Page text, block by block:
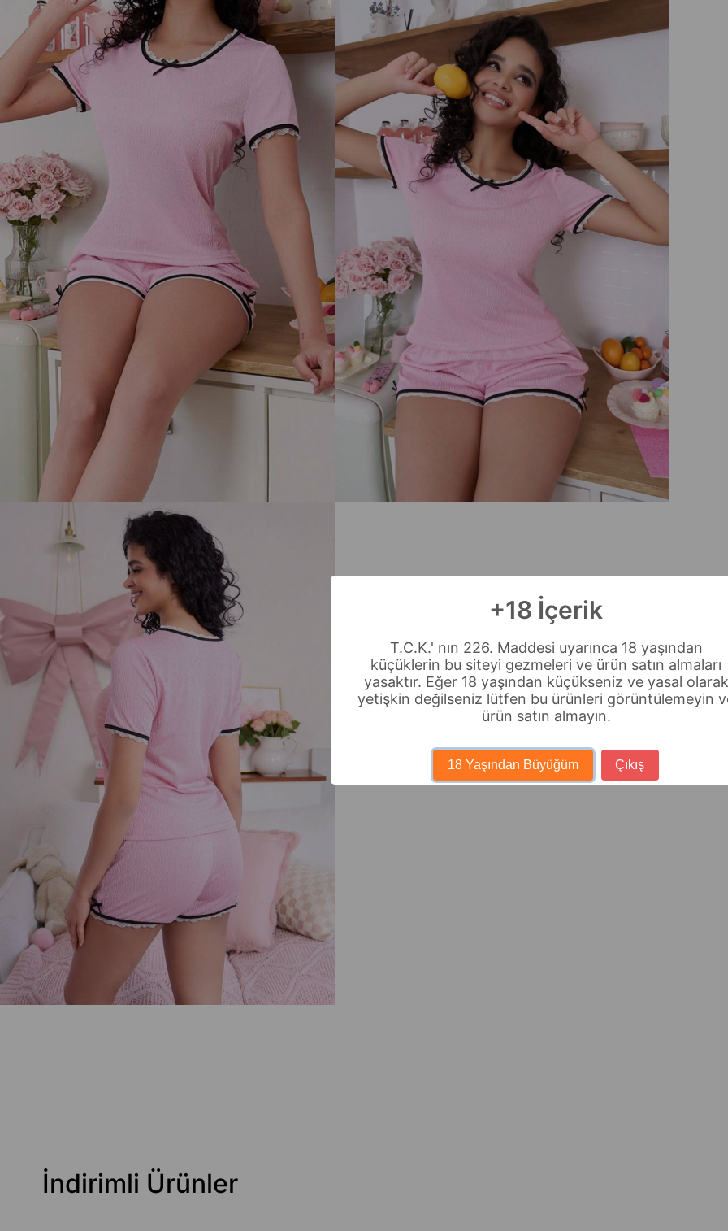
İndirimli Ürünler
+18 İçerik
T.C.K.' nın 226. Maddesi uyarınca 18 yaşından
küçüklerin bu siteyi gezmeleri ve ürün satın almaları
yasaktır. Eğer 18 yaşından küçükseniz ve yasal olarak
yetişkin değilseniz lütfen bu ürünleri görüntülemeyin
ürün satın almayın.
18 Yaşından Büyüğüm Çıkış